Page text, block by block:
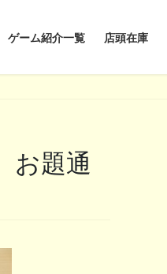
ゲーム紹介一覧 店頭在庫